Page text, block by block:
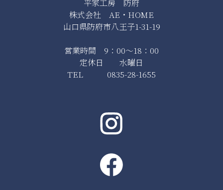
平家工房 防府
株式会社 AE・HOME
山口県防府市八王子1-31-19
営業時間 9：00～18：00
定休日 水曜日
TEL 0835-28-1655